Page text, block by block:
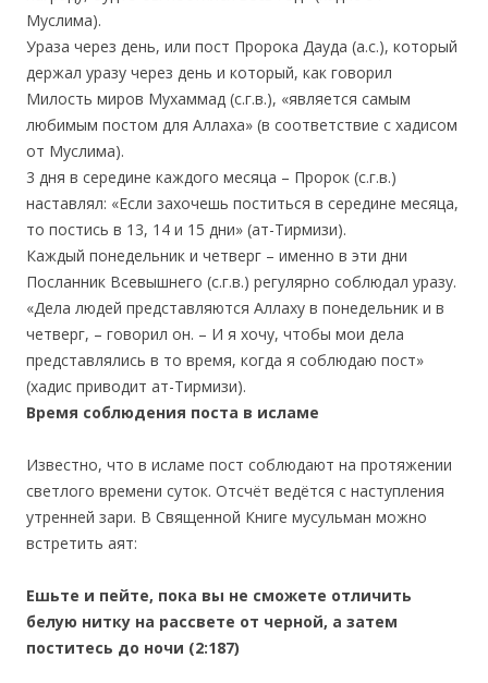
Муслима).
Ураза через день, или пост Пророка Дауда (а.с.), который
держал уразу через день и который, как говорил
Милость миров Мухаммад (с.г.в.), «является самым
любимым постом для Аллаха» (в соответствие с хадисом
от Муслима).
3 дня в середине каждого месяца – Пророк (с.г.в.)
наставлял: «Если захочешь поститься в середине месяца,
то постись в 13, 14 и 15 дни» (ат-Тирмизи).
Каждый понедельник и четверг – именно в эти дни
Посланник Всевышнего (с.г.в.) регулярно соблюдал уразу.
«Дела людей представляются Аллаху в понедельник и в
четверг, – говорил он. – И я хочу, чтобы мои дела
представлялись в то время, когда я соблюдаю пост»
(хадис приводит ат-Тирмизи).
Время соблюдения поста в исламе
Известно, что в исламе пост соблюдают на протяжении
светлого времени суток. Отсчёт ведётся с наступления
утренней зари. В Священной Книге мусульман можно
встретить аят:
Ешьте и пейте, пока вы не сможете отличить
белую нитку на рассвете от черной, а затем
поститесь до ночи (2:187)